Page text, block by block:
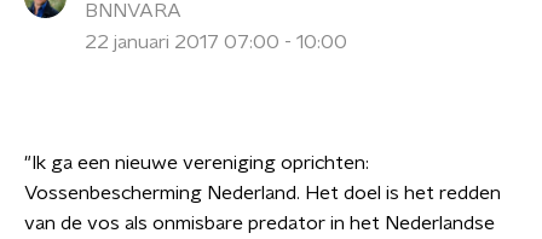
BNNVARA
22 januari 2017 07:00 - 10:00
"Ik ga een nieuwe vereniging oprichten:
Vossenbescherming Nederland. Het doel is het redden
van de vos als onmisbare predator in het Nederlandse